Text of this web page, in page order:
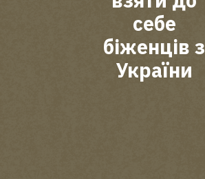
себе
біженців з
України